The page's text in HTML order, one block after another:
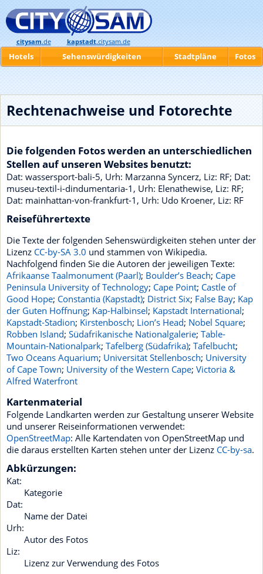
Rechtenachweise und Fotorechte
Die folgenden Fotos werden an unterschiedlichen
Stellen auf unseren Websites benutzt:
Dat: wassersport-bali-5, Urh: Marzanna Syncerz, Liz: RF; Dat:
museu-textil-i-dindumentaria-1, Urh: Elenathewise, Liz: RF;
Dat: mainhattan-von-frankfurt-1, Urh: Udo Kroener, Liz: RF
Reiseführertexte
Die Texte der folgenden Sehenswürdigkeiten stehen unter der
Lizenz CC-by-SA 3.0 und stammen von Wikipedia.
Nachfolgend finden Sie die Autoren der jeweiligen Texte:
Afrikaanse Taalmonument (Paarl); Boulder’s Beach; Cape
Peninsula University of Technology; Cape Point; Castle of
Good Hope; Constantia (Kapstadt); District Six; False Bay; Kap
der Guten Hoffnung; Kap-Halbinsel; Kapstadt International;
Kapstadt-Stadion; Kirstenbosch; Lion’s Head; Nobel Square;
Robben Island; Südafrikanische Nationalgalerie; Table-
Mountain-Nationalpark; Tafelberg (Südafrika); Tafelbucht;
Two Oceans Aquarium; Universität Stellenbosch; University
of Cape Town; University of the Western Cape; Victoria &
Alfred Waterfront
Kartenmaterial
Folgende Landkarten werden zur Gestaltung unserer Website
und unserer Reiseinformationen verwendet:
OpenStreetMap: Alle Kartendaten von OpenStreetMap und
die daraus erstellten Karten stehen unter der Lizenz CC-by-sa.
Abkürzungen:
Kat:
Kategorie
Dat:
Name der Datei
Urh:
Autor des Fotos
Liz:
Lizenz zur Verwendung des Fotos
citysam.de kapstadt.citysam.de
Hotels Sehenswürdigkeiten Stadtpläne Fotos